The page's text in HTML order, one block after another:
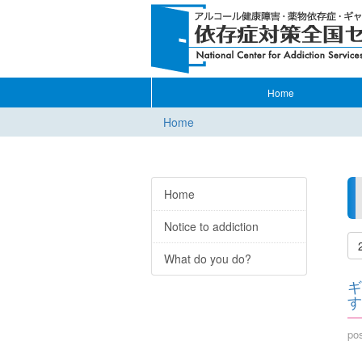
Home
Home
Home
Notice to addiction
What do you do?